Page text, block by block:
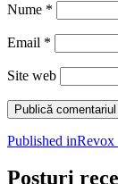
Nume *
Email *
Site web
Navigare
în
Published inRevox
Posturi